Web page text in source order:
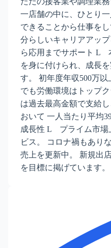
一店舗の中に、ひとり
できることから仕事を
分らしいキャリアアッ
ら応用までサポート L
を身に付けられ、成長
す。 初年度年収500万
でも労働環境はトップ
は過去最高金額で支給
おいて 一人当たり平均
成長性 L プライム市場
ビス。 コロナ禍もあり
売上を更新中。 新規出
を目標に掲げています。